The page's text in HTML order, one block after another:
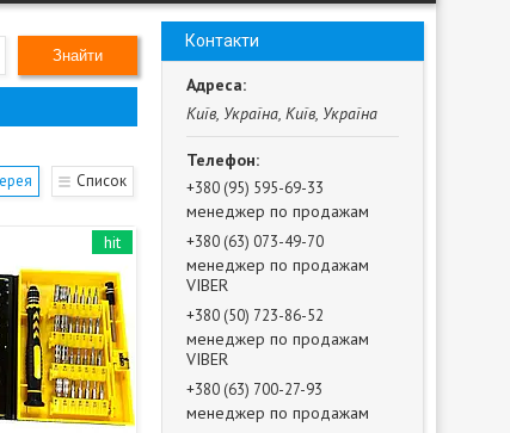
Знайти
Список
hit
Контакти
Київ, Україна, Київ, Україна
+380 (95) 595-69-33
менеджер по продажам
+380 (63) 073-49-70
менеджер по продажам
VIBER
+380 (50) 723-86-52
менеджер по продажам
VIBER
+380 (63) 700-27-93
менеджер по продажам